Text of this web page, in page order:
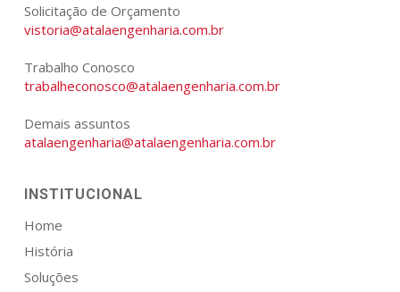
Solicitação de Orçamento
vistoria@atalaengenharia.com.br
Trabalho Conosco
trabalheconosco@atalaengenharia.com.br
Demais assuntos
atalaengenharia@atalaengenharia.com.br
INSTITUCIONAL
Home
História
Soluções